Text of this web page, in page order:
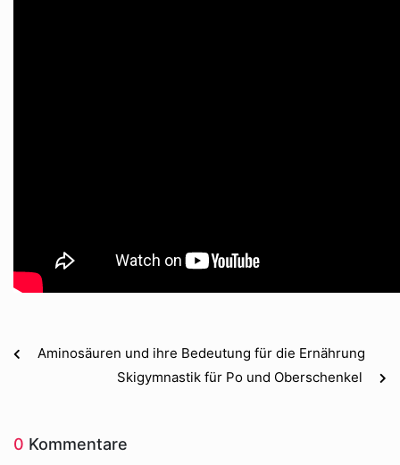
Aminosäuren und ihre Bedeutung für die Ernährung
Skigymnastik für Po und Oberschenkel
0 Kommentare